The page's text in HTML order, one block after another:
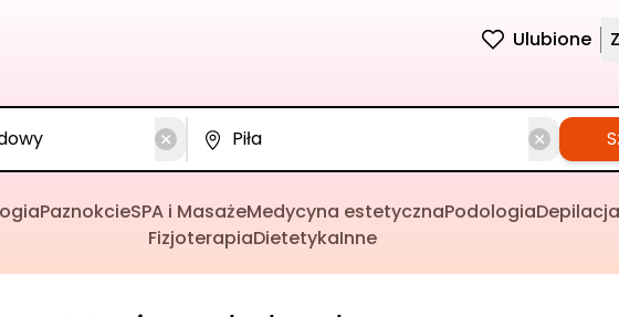
Ulubione
PaznokcieSPA i MasażeMedycyna estetycznaPodologiaDepilacja
FizjoterapiaDietetykaInne